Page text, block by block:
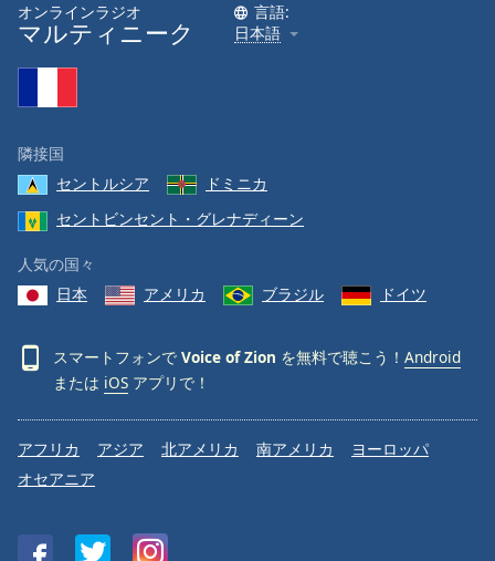
Edge
Style
Font
Reset
Done
Modal
Dialog
End
dialog
window.
オンラインラジオ
マルティニーク
言語:
日本語
隣接国
セントルシア
ドミニカ
セントビンセント・グレナディーン
人気の国々
日本
アメリカ ブラジル ドイツ
スマートフォンで Voice of Zion を無料で聴こう！ Android
または iOS アプリで！
アフリカ アジア 北アメリカ 南アメリカ
ヨーロッパ
オセアニア